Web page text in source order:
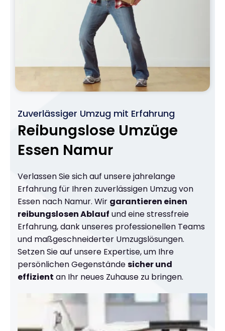
Zuverlässiger Umzug mit Erfahrung
Reibungslose Umzüge
Essen Namur
Verlassen Sie sich auf unsere jahrelange
Erfahrung für Ihren zuverlässigen Umzug von
Essen nach Namur. Wir garantieren einen
reibungslosen Ablauf und eine stressfreie
Erfahrung, dank unseres professionellen Teams
und maßgeschneiderter Umzugslösungen.
Setzen Sie auf unsere Expertise, um Ihre
persönlichen Gegenständesicher und
effizient an Ihr neues Zuhause zu bringen.